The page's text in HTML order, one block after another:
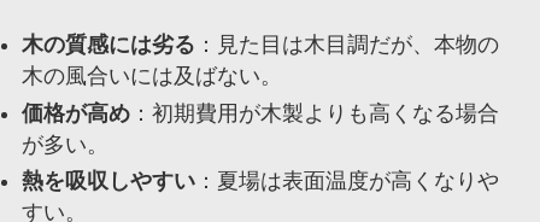
木の質感には劣る ：見た目は木目調だが、本物の
木の風合いには及ばない。
価格が高め：初期費用が木製よりも高くなる場合
が多い。
熱を吸収しやすい：夏場は表面温度が高くなりや
すい。